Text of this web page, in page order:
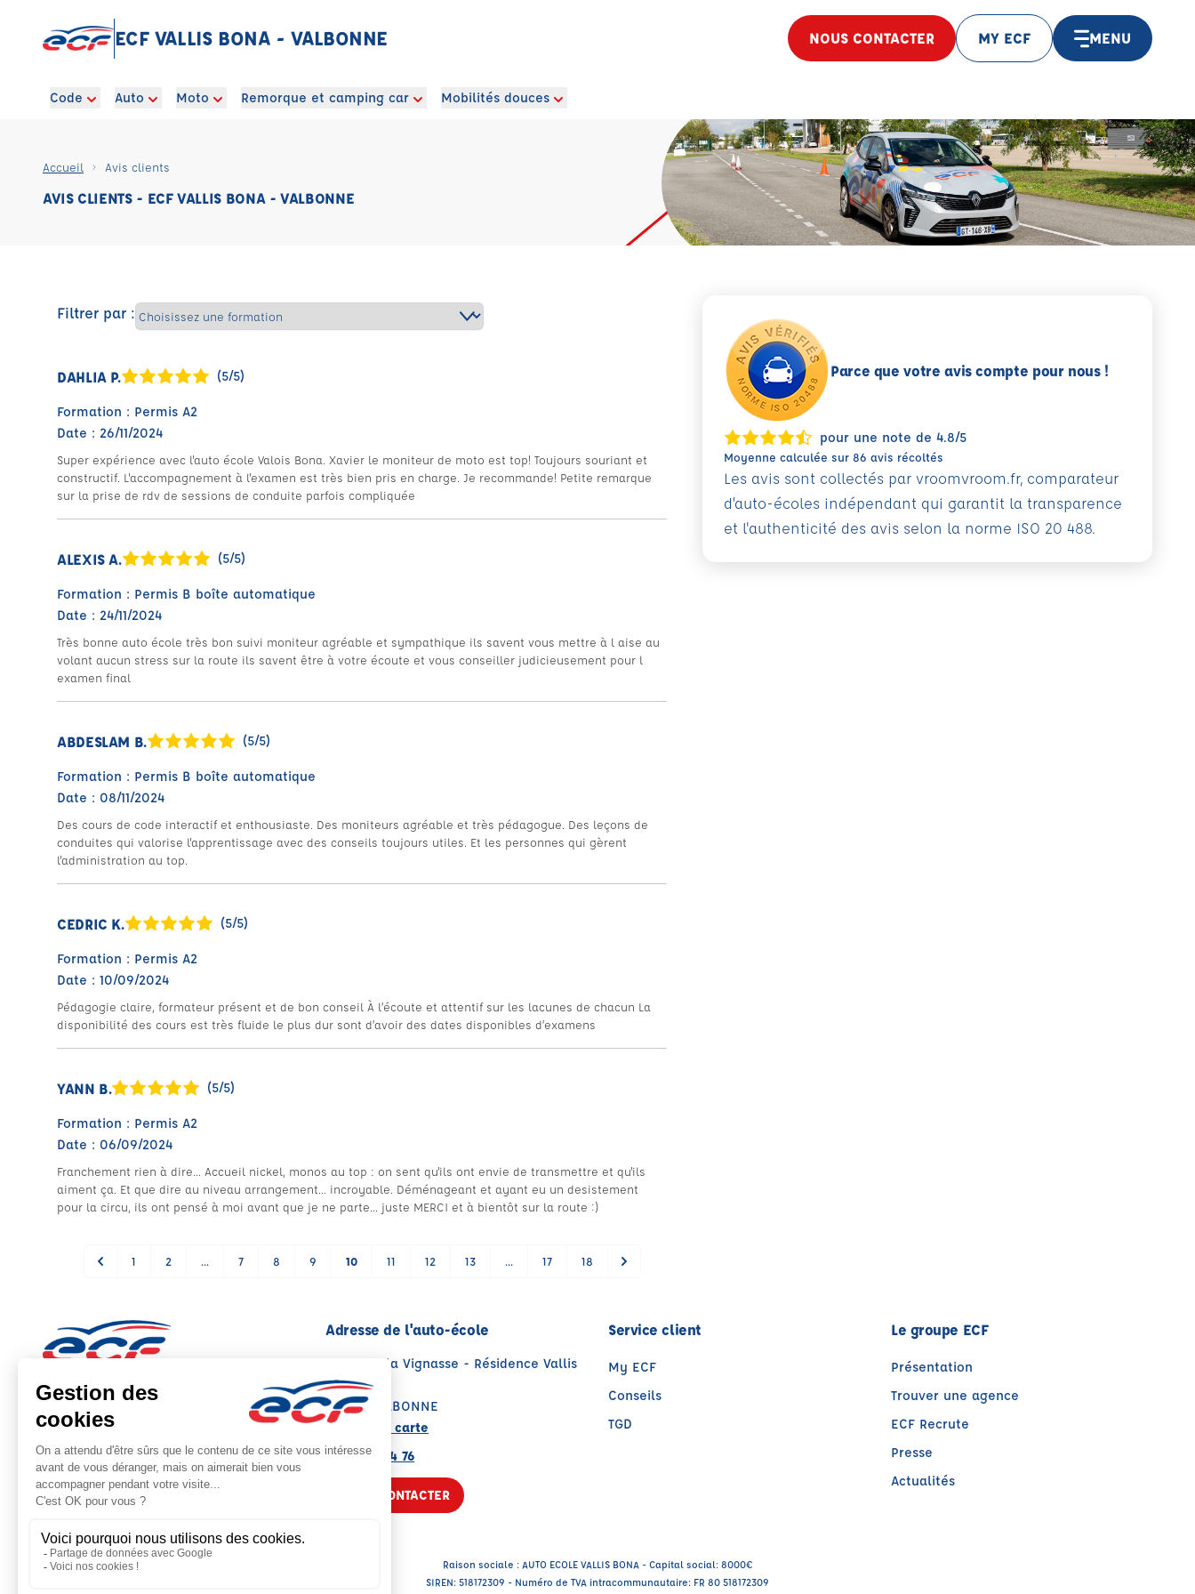
ECF VALLIS BONA - VALBONNE NOUS CONTACTER MY ECF MENU
Code Auto Moto Remorque et camping car Mobilités douces
Accueil Avis clients
AVIS CLIENTS - ECF VALLIS BONA - VALBONNE
Filtrer par :
DAHLIA P. (5/5)
Formation : Permis A2
Date : 26/11/2024
Super expérience avec l'auto école Valois Bona. Xavier le moniteur de moto est top! Toujours souriant et
constructif. L'accompagnement à l'examen est très bien pris en charge. Je recommande! Petite remarque
sur la prise de rdv de sessions de conduite parfois compliquée
ALEXIS A. (5/5)
Formation : Permis B boîte automatique
Date : 24/11/2024
Très bonne auto école très bon suivi moniteur agréable et sympathique ils savent vous mettre à l aise au
volant aucun stress sur la route ils savent être à votre écoute et vous conseiller judicieusement pour l
examen final
ABDESLAM B. (5/5)
Formation : Permis B boîte automatique
Date : 08/11/2024
Des cours de code interactif et enthousiaste. Des moniteurs agréable et très pédagogue. Des leçons de
conduites qui valorise l'apprentissage avec des conseils toujours utiles. Et les personnes qui gèrent
l'administration au top.
CEDRIC K. (5/5)
Formation : Permis A2
Date : 10/09/2024
Pédagogie claire, formateur présent et de bon conseil À l’écoute et attentif sur les lacunes de chacun La
disponibilité des cours est très fluide le plus dur sont d’avoir des dates disponibles d’examens
YANN B. (5/5)
Formation : Permis A2
Date : 06/09/2024
Franchement rien à dire... Accueil nickel, monos au top : on sent qu'ils ont envie de transmettre et qu'ils
aiment ça. Et que dire au niveau arrangement... incroyable. Déménageant et ayant eu un desistement
pour la circu, ils ont pensé à moi avant que je ne parte... juste MERCI et à bientôt sur la route :)
1 2 ... 7 8 9 10 11 12 13 ... 17 18
Parce que votre avis compte pour nous !
pour une note de 4.8/5
Moyenne calculée sur 86 avis récoltés
Les avis sont collectés par vroomvroom.fr, comparateur
d’auto-écoles indépendant qui garantit la transparence
et l'authenticité des avis selon la norme ISO 20 488.
Moyenne calculée sur 86 avis
Adresse de l'auto-école
Place de la Vignasse - Résidence Vallis
Bona
06560 VALBONNE
Voir sur la carte
04 93 12 94 76
NOUS CONTACTER
Service client
My ECF
Conseils
TGD
Le groupe ECF
Présentation
Trouver une agence
ECF Recrute
Presse
Actualités
Raison sociale : AUTO ECOLE VALLIS BONA - Capital social: 8000€
SIREN: 518172309 - Numéro de TVA intracommunautaire: FR 80 518172309